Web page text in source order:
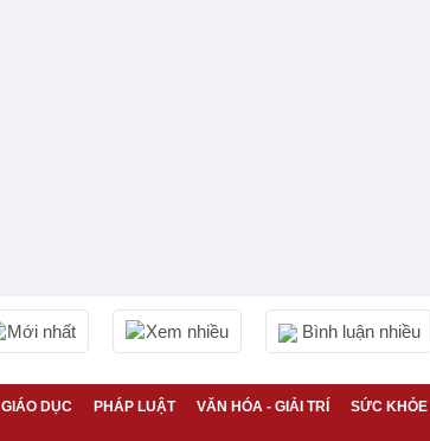
Mới nhất Xem nhiều Bình luận nhiều
GIÁO DỤC PHÁP LUẬT VĂN HÓA - GIẢI TRÍ SỨC KHỎE